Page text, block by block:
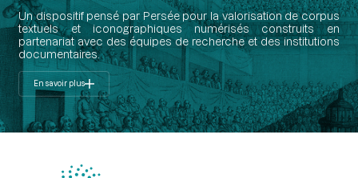
Un dispositif pensé par Persée pour la valorisation de corpus
textuels et iconographiques numérisés construits en
partenariat avec des équipes de recherche et des institutions
documentaires.
En savoir plus